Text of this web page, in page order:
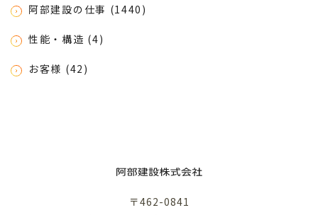
阿部建設の仕事 (1440)
性能・構造 (4)
お客様 (42)
〒462-0841